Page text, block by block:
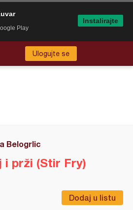
Ulogujte se
Belogrlic
Dodaj u listu
i prži (Stir Fry)
Play
Instalirajte